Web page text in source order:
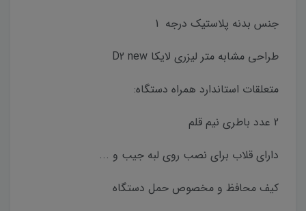
جنس بدنه پلاستیک درجه 1
طراحی مشابه متر لیزری لایکا D2 new
متعلقات استاندارد همراه دستگاه:
2 عدد باطری نیم قلم
دارای قلاب برای نصب روی لبه جیب و ...
کیف محافظ و مخصوص حمل دستگاه